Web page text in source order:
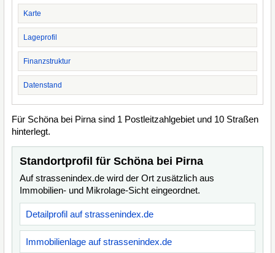
Karte
Lageprofil
Finanzstruktur
Datenstand
Für Schöna bei Pirna sind 1 Postleitzahlgebiet und 10 Straßen
hinterlegt.
Standortprofil für Schöna bei Pirna
Auf strassenindex.de wird der Ort zusätzlich aus
Immobilien- und Mikrolage-Sicht eingeordnet.
Detailprofil auf strassenindex.de
Immobilienlage auf strassenindex.de